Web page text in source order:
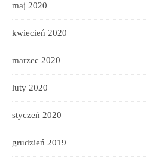
maj 2020
kwiecień 2020
marzec 2020
luty 2020
styczeń 2020
grudzień 2019